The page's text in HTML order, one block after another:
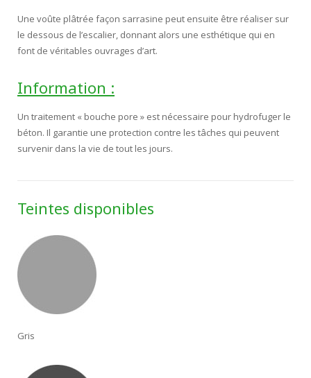
Une voûte plâtrée façon sarrasine peut ensuite être réaliser sur
le dessous de l’escalier, donnant alors une esthétique qui en
font de véritables ouvrages d’art.
Information :
Un traitement « bouche pore » est nécessaire pour hydrofuger le
béton. Il garantie une protection contre les tâches qui peuvent
survenir dans la vie de tout les jours.
Teintes disponibles
Gris